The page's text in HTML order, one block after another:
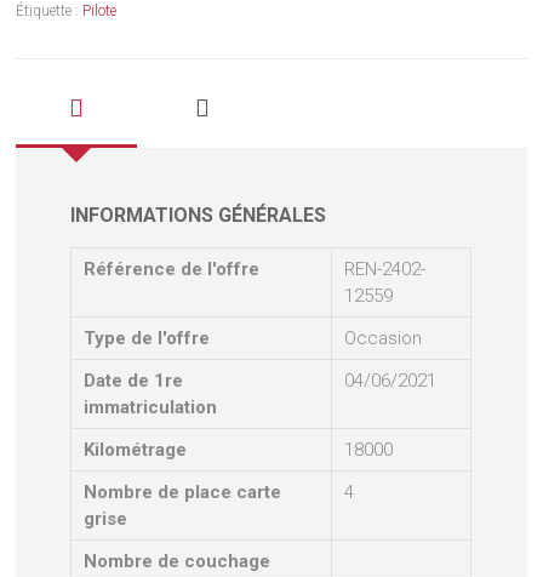
Étiquette : Pilote
INFORMATIONS GÉNÉRALES
Référence de l'offre
REN-2402-
12559
Type de l'offre
Occasion
Date de 1re
immatriculation
04/06/2021
Kilométrage
18000
Nombre de place carte
grise
4
Nombre de couchage